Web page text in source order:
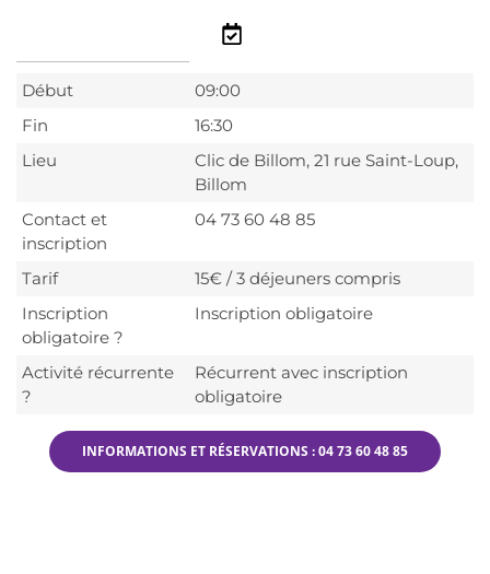
Début
09:00
Fin
16:30
Lieu
Clic de Billom, 21 rue Saint-Loup,
Billom
Contact et
inscription
04 73 60 48 85
Tarif
15€ / 3 déjeuners compris
Inscription
obligatoire ?
Inscription obligatoire
Activité récurrente
?
Récurrent avec inscription
obligatoire
INFORMATIONS ET RÉSERVATIONS : 04 73 60 48 85